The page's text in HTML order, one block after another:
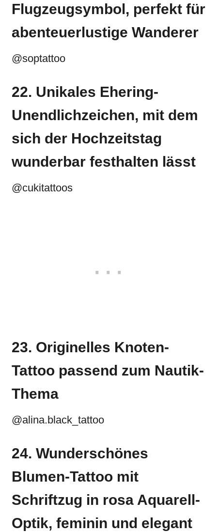
Flugzeugsymbol, perfekt für
abenteuerlustige Wanderer
@soptattoo
22. Unikales Ehering-
Unendlichzeichen, mit dem
sich der Hochzeitstag
wunderbar festhalten lässt
@cukitattoos
23. Originelles Knoten-
Tattoo passend zum Nautik-
Thema
@alina.black_tattoo
24. Wunderschönes
Blumen-Tattoo mit
Schriftzug in rosa Aquarell-
Optik, feminin und elegant